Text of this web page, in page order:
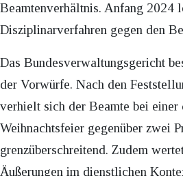
Beamtenverhältnis. Anfang 2024
Disziplinarverfahren gegen den
Das Bundesverwaltungsgericht
der Vorwürfe. Nach den
verhielt sich der Beamte bei einer
Weihnachtsfeier gegenüber zwei
grenzüberschreitend. Zudem
Äußerungen im dienstlichen